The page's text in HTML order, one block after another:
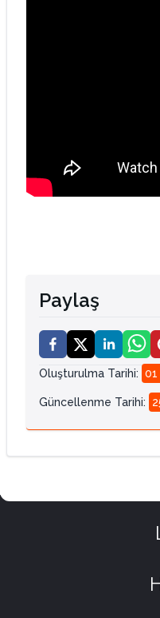
Paylaş
Oluşturulma Tarihi:
Güncellenme Tarihi: